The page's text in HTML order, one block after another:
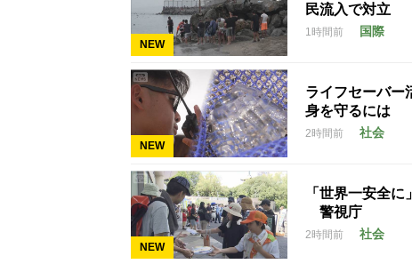
NEW
民流入で対立
1時間前 国際
NEW
ライフセーバ
身を守るには
2時間前 社会
NEW
「世界一安全
警視庁
2時間前 社会